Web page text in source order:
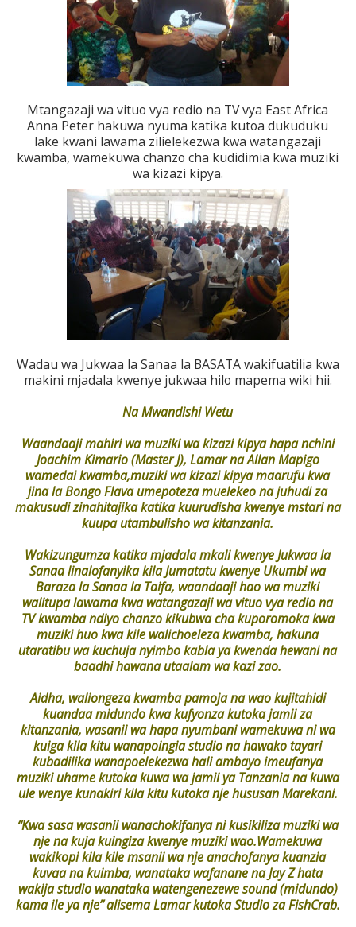
Mtangazaji wa vituo vya redio na TV vya East Africa
Anna Peter hakuwa nyuma katika kutoa dukuduku
lake kwani lawama zilielekezwa kwa watangazaji
kwamba, wamekuwa chanzo cha kudidimia kwa muziki
wa kizazi kipya.
Wadau wa Jukwaa la Sanaa la BASATA wakifuatilia kwa
makini mjadala kwenye jukwaa hilo mapema wiki hii.
Na Mwandishi Wetu
Waandaaji mahiri wa muziki wa kizazi kipya hapa nchini
Joachim Kimario (Master J), Lamar na Allan Mapigo
wamedai kwamba,muziki wa kizazi kipya maarufu kwa
jina la Bongo Flava umepoteza muelekeo na juhudi za
makusudi zinahitajika katika kuurudisha kwenye mstari na
kuupa utambulisho wa kitanzania.
Wakizungumza katika mjadala mkali kwenye Jukwaa la
Sanaa linalofanyika kila Jumatatu kwenye Ukumbi wa
Baraza la Sanaa la Taifa, waandaaji hao wa muziki
walitupa lawama kwa watangazaji wa vituo vya redio na
TV kwamba ndiyo chanzo kikubwa cha kuporomoka kwa
muziki huo kwa kile walichoeleza kwamba, hakuna
utaratibu wa kuchuja nyimbo kabla ya kwenda hewani na
baadhi hawana utaalam wa kazi zao.
Aidha, waliongeza kwamba pamoja na wao kujitahidi
kuandaa midundo kwa kufyonza kutoka jamii za
kitanzania, wasanii wa hapa nyumbani wamekuwa ni wa
kuiga kila kitu wanapoingia studio na hawako tayari
kubadilika wanapoelekezwa hali ambayo imeufanya
muziki uhame kutoka kuwa wa jamii ya Tanzania na kuwa
ule wenye kunakiri kila kitu kutoka nje hususan Marekani.
“Kwa sasa wasanii wanachokifanya ni kusikiliza muziki wa
nje na kuja kuingiza kwenye muziki wao.Wamekuwa
wakikopi kila kile msanii wa nje anachofanya kuanzia
kuvaa na kuimba, wanataka wafanane na Jay Z hata
wakija studio wanataka watengenezewe sound (midundo)
kama ile ya nje” alisema Lamar kutoka Studio za FishCrab.